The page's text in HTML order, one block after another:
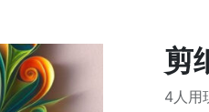
剪
4人用